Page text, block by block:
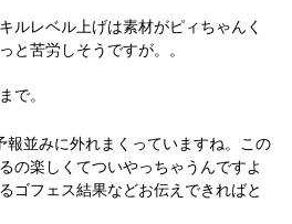
ルレベル上げは素材がピィちゃんく
と苦労しそうですが。。
で。
報並みに外れまくっていますね。この
の楽しくてついやっちゃうんですよ
ゴフェス結果などお伝えできればと